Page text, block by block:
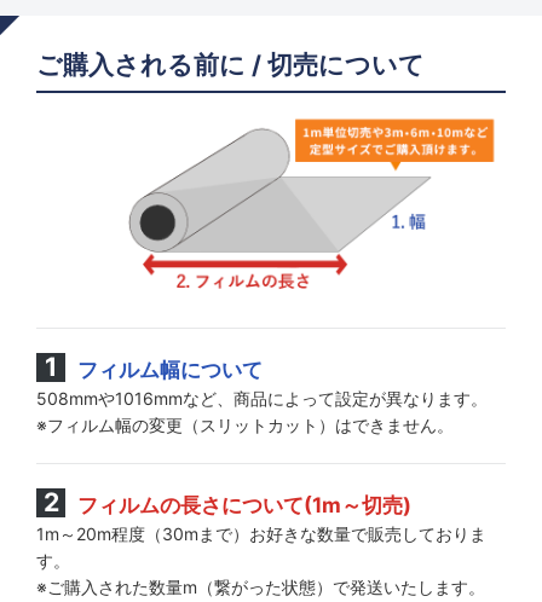
ご購入される前に / 切売について
フィルム幅について
508mmや1016mmなど、商品によって設定が異なります。
※フィルム幅の変更（スリットカット）はできません。
フィルムの長さについて(1m～切売)
1m～20m程度（30mまで）お好きな数量で販売しておりま
す。
※ご購入された数量m（繋がった状態）で発送いたします。